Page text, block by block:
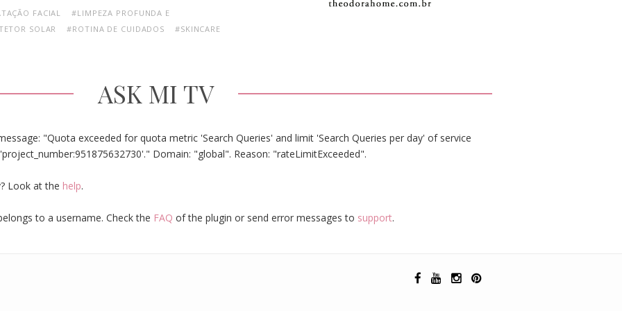
FACIAL
#LIMPEZA PROFUNDA E
SOLAR
#ROTINA DE CUIDADOS #SKINCARE
ASK MI TV
"Quota exceeded for quota metric 'Search Queries' and limit 'Search Queries per day' of service
Domain: "global". Reason: "rateLimitExceeded".
Look at the help.
to a username. Check the FAQ of the plugin or send error messages to support.